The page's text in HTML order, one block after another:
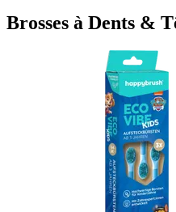
Brosses à Dents &